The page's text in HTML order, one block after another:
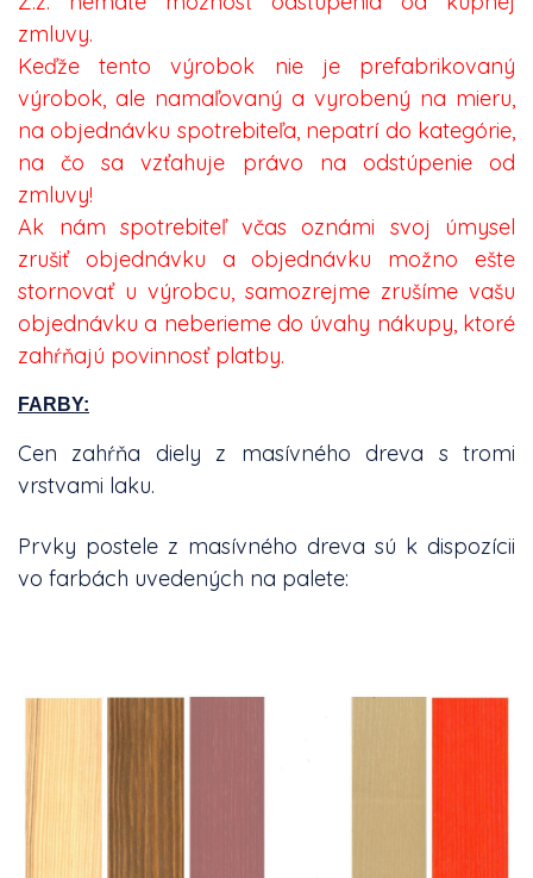
zmluvy.
Keďže tento výrobok nie je prefabrikovaný
výrobok, ale namaľovaný a vyrobený na mieru,
na objednávku spotrebiteľa, nepatrí do kategórie,
na čo sa vzťahuje právo na odstúpenie od
zmluvy!
Ak nám spotrebiteľ včas oznámi svoj úmysel
zrušiť objednávku a objednávku možno ešte
stornovať u výrobcu, samozrejme zrušíme vašu
objednávku a neberieme do úvahy nákupy, ktoré
zahŕňajú povinnosť platby.
FARBY:
Cen zahŕňa diely z masívného dreva s tromi
vrstvami laku.
Prvky postele z masívného dreva sú k dispozícii
vo farbách uvedených na palete: